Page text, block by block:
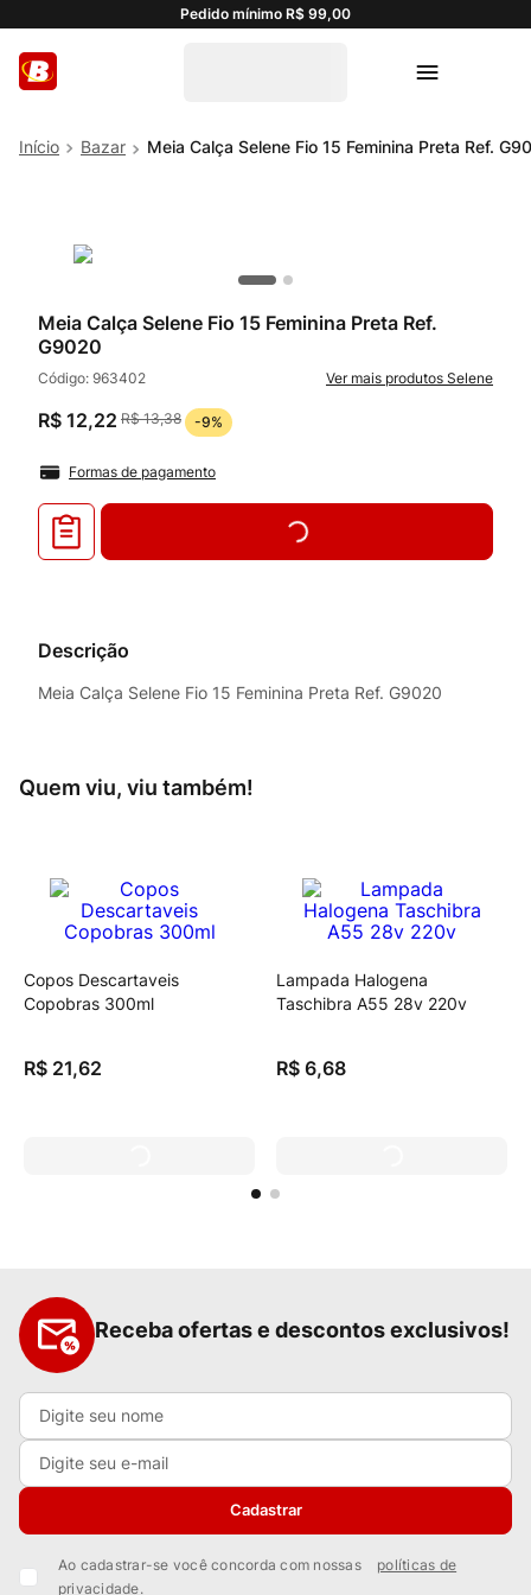
Pedido mínimo R$ 99,00
Bazar Meia Calça Selene Fio 15 Feminina Preta Ref.
Meia Calça Selene Fio 15 Feminina Preta Ref.
G9020
Código: 963402 Selene
R$ 12,22 R$ 13,38 -9%
Formas de pagamento
Descrição
Meia Calça Selene Fio 15 Feminina Preta Ref. G9020
Quem viu, viu também!
Copos Descartaveis
Copobras 300ml
R$ 21,62
Lampada Halogena
Taschibra A55 28v 220v
R$ 6,68
Receba ofertas e descontos exclusivos!
Cadastrar
Ao cadastrar-se você concorda com nossas
políticas de
privacidade.